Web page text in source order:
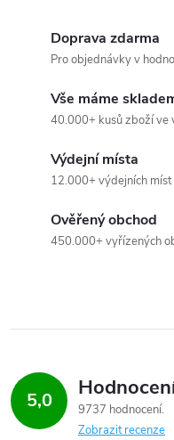
p
s
Doprava zdarma
Pro objednávky v
Vše máme
40.000+ kusů zboží ve
Výdejní místa
12.000+ výdejních míst
Ověřený obchod
450.000+ vyřízených
5,0
9737 hodnocení
Zobrazit recenze